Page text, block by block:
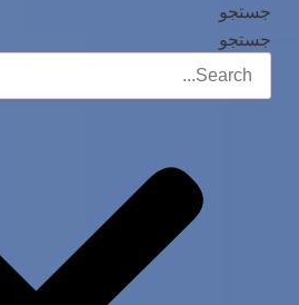
جستجو
جستجو